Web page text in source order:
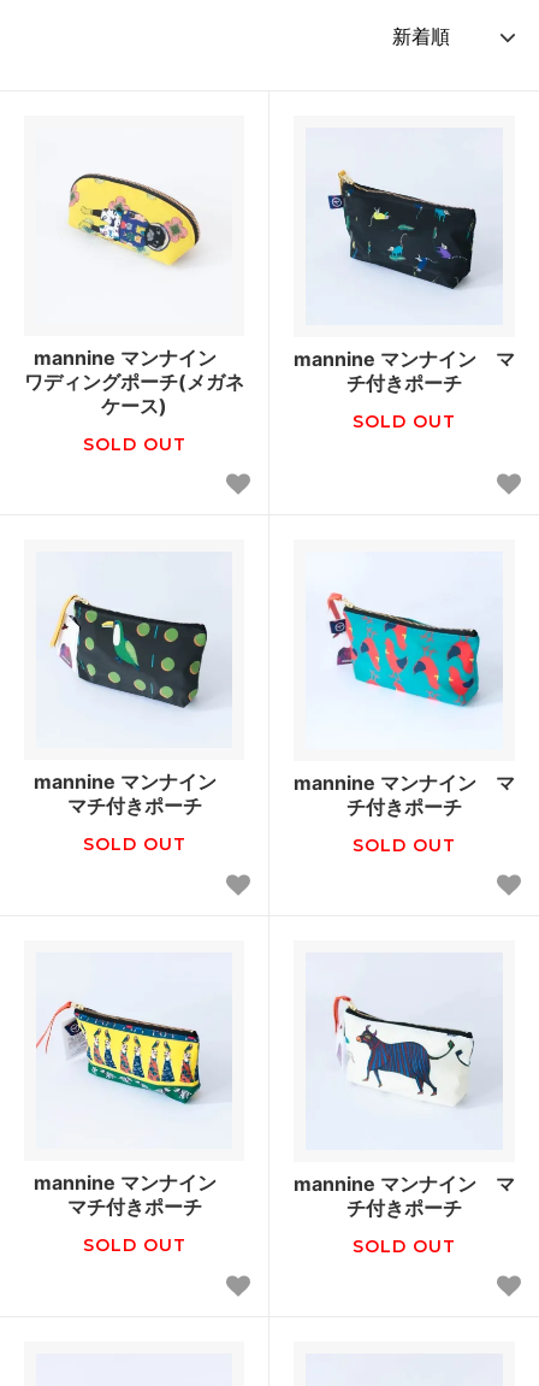
mannine マンナイン
ワディングポーチ(メガネ
ケース)
SOLD OUT
mannine マンナイン マ
チ付きポーチ
SOLD OUT
mannine マンナイン
マチ付きポーチ
SOLD OUT
mannine マンナイン マ
チ付きポーチ
SOLD OUT
mannine マンナイン
マチ付きポーチ
SOLD OUT
mannine マンナイン マ
チ付きポーチ
SOLD OUT